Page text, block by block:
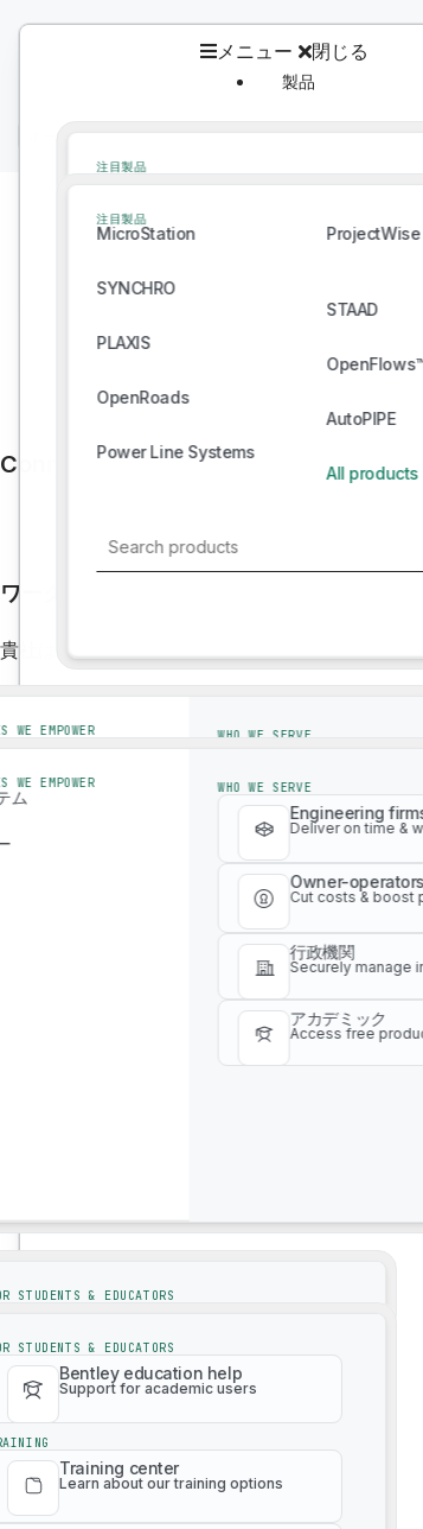
メニュー 閉じる
製品
注目製品
MicroStation
SYNCHRO
PLAXIS
OpenRoads
Power Line Systems
ProjectWise
OpenFlows™
AutoPIPE
All products
WE EMPOWER
ム WHO WE SERVE
Owner-
行政機関
アカデミック
Access free
STUDENTS & EDUCATORS
Training partners
製品
注目製品
MicroStation
SYNCHRO
PLAXIS
OpenRoads
Power Line Systems
ProjectWise
STAAD
AutoPIPE
All products
WE EMPOWER
ム WHO WE SERVE
Engineering
Deliver on time &
Owner-operators
Cut costs & boost
行政機関
Securely manage
アカデミック
Access free
STUDENTS & EDUCATORS
Bentley education help
Support for academic users
Training center
Learn about our training options
ホーム / Bentley Ecosystem Catalog / カタログ
Connect With Providers of
ワークフローを合理化し、効率性を高める
貴社はソリューションプロバイダーですか？貴
WLCAツールを備えたデジタルプラットフォ
3Dリアリティメッシュオンデマンド